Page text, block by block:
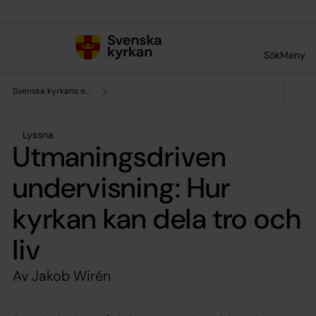
SökMeny
Svenska kyrkans enhet för forskning och analys
Lyssna
Utmaningsdriven
undervisning: Hur
kyrkan kan dela tro och
liv
Av Jakob Wirén